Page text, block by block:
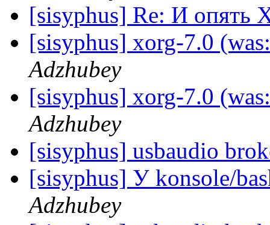
[sisyphus] Re: И опять
[sisyphus] xorg-7.0
Adzhubey
[sisyphus] xorg-7.0
Adzhubey
[sisyphus] usbaudio
[sisyphus] У konsole/
Adzhubey